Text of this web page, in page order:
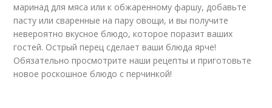
маринад для мяса или к обжаренному фаршу, добавьте
пасту или сваренные на пару овощи, и вы получите
невероятно вкусное блюдо, которое поразит ваших
гостей. Острый перец сделает ваши блюда ярче!
Обязательно просмотрите наши рецепты и приготовьте
новое роскошное блюдо с перчинкой!